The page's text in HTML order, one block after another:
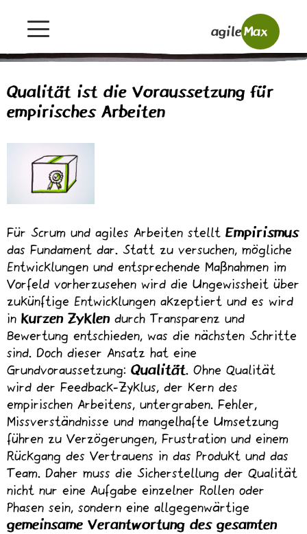
agile Max
Qualität ist die Voraussetzung für
empirisches Arbeiten
Für Scrum und agiles Arbeiten stellt Empirismus
das Fundament dar. Statt zu versuchen, mögliche
Entwicklungen und entsprechende Maßnahmen im
Vorfeld vorherzusehen wird die Ungewissheit über
zukünftige Entwicklungen akzeptiert und es wird
in kurzen Zyklendurch Transparenz und
Bewertung entschieden, was die nächsten Schritte
sind. Doch dieser Ansatz hat eine
Grundvoraussetzung: Qualität. Ohne Qualität
wird der Feedback-Zyklus, der Kern des
empirischen Arbeitens, untergraben. Fehler,
Missverständnisse und mangelhafte Umsetzung
führen zu Verzögerungen, Frustration und einem
Rückgang des Vertrauens in das Produkt und das
Team. Daher muss die Sicherstellung der Qualität
nicht nur eine Aufgabe einzelner Rollen oder
Phasen sein, sondern eine allgegenwärtige
gemeinsame Verantwortung des gesamten